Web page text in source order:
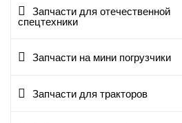
Запчасти для отечественной
спецтехники
Запчасти на мини погрузчики
Запчасти для тракторов